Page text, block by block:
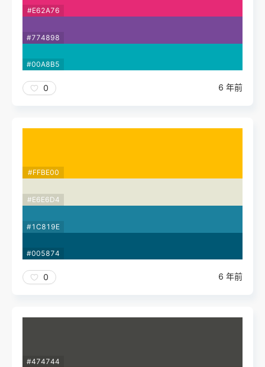
#E62A76
#774898
#00A8B5
0 6 年前
#FFBE00
#E6E6D4
#1C819E
#005874
0 6 年前
#474744